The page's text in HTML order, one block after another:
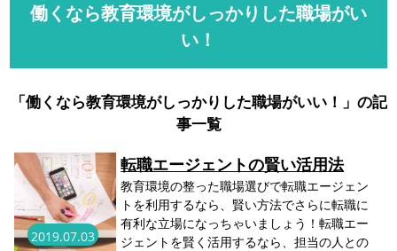
働くなら教育環境がしっかりした職場がい
い！
「働くなら教育環境がしっかりした職場がいい！」の記
事一覧
2019.07.03
転職エージェントの賢い活用法
教育環境の整った職場選びで転職エージェン
トを利用するなら、賢い方法でさらに転職に
有利な立場になっちゃいましょう！転職エー
ジェントを賢く活用するなら、担当の人との